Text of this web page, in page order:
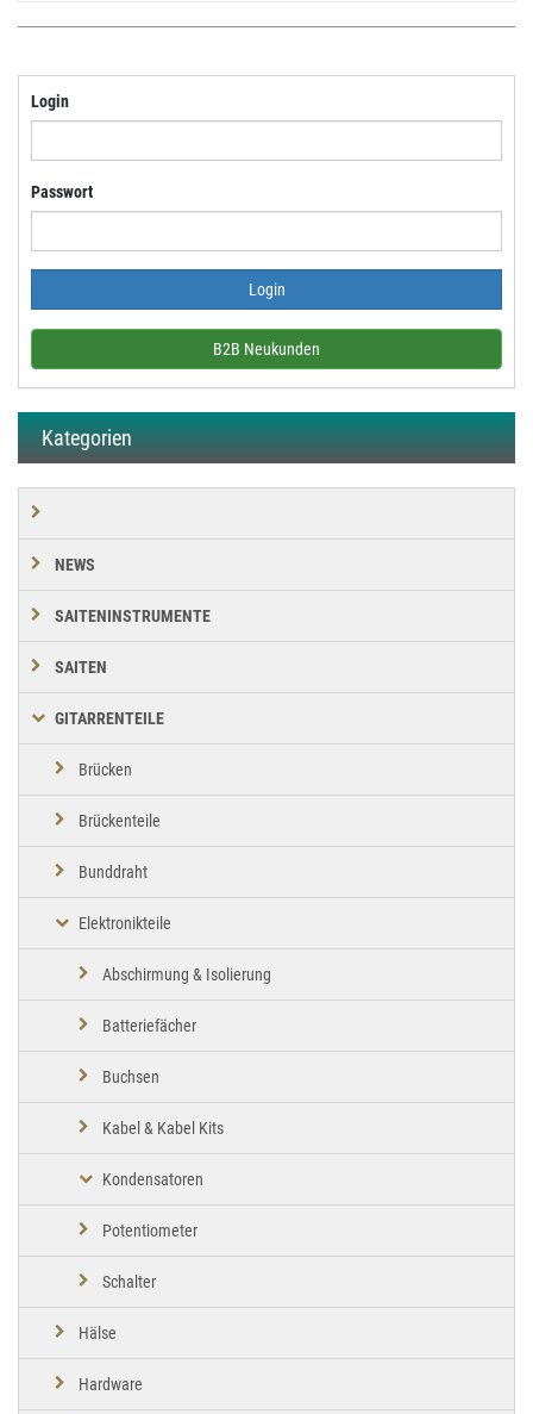
Login
Passwort
B2B Neukunden
Kategorien
NEWS
SAITENINSTRUMENTE
SAITEN
GITARRENTEILE
Brücken
Brückenteile
Bunddraht
Elektronikteile
Abschirmung & Isolierung
Batteriefächer
Buchsen
Kabel & Kabel Kits
Kondensatoren
Potentiometer
Schalter
Hälse
Hardware